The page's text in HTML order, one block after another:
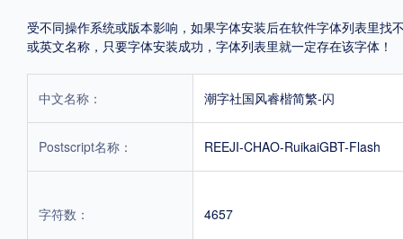
字体新闻 字体文章 字体程序 字体人物 字体网站
受不同操作系统或版本影响，如果字体安装后在软件字体列表里
或英文名称，只要字体安装成功，字体列表里就一定存在该字体！
中文名称： 潮字社国风睿楷简繁-闪
Postscript名称： REEJI-CHAO-RuikaiGBT-Flash
字符数： 4657